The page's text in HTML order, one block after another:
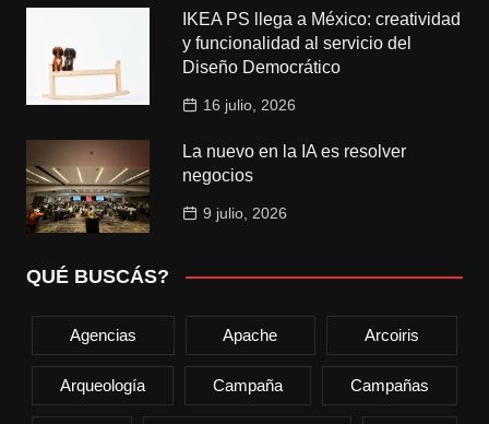
IKEA PS llega a México: creatividad
y funcionalidad al servicio del
Diseño Democrático
16 julio, 2026
La nuevo en la IA es resolver
negocios
9 julio, 2026
QUÉ BUSCÁS?
Agencias Apache Arcoiris
Arqueología Campaña Campañas